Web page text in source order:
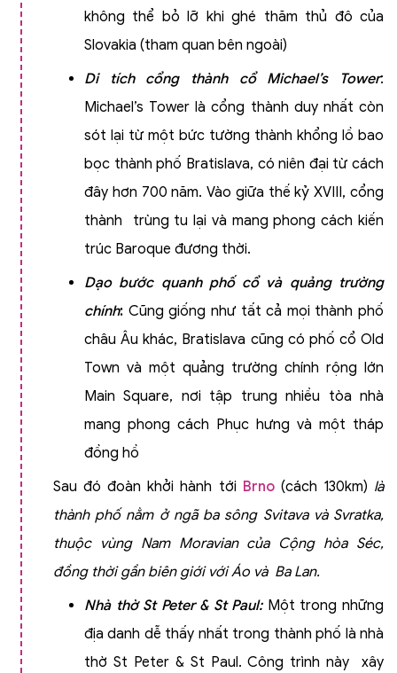
không thể bỏ lỡ khi ghé thăm thủ đô của
Slovakia (tham quan bên ngoài)
Di tích cổng thành cổ Michael’s Tower:
Michael’s Tower là cổng thành duy nhất còn
sót lại từ một bức tường thành khổng lồ bao
bọc thành phố Bratislava, có niên đại từ cách
đây hơn 700 năm. Vào giữa thế kỷ XVIII, cổng
thành trùng tu lại và mang phong cách kiến
trúc Baroque đương thời.
Dạo bước quanh phố cổ và quảng trường
chính: Cũng giống như tất cả mọi thành phố
châu Âu khác, Bratislava cũng có phố cổ Old
Town và một quảng trường chính rộng lớn
Main Square, nơi tập trung nhiều tòa nhà
mang phong cách Phục hưng và một tháp
đồng hồ
Sau đó đoàn khởi hành tới Brno (cách 130km) là
thành phố nằm ở ngã ba sông Svitava và Svratka,
thuộc vùng Nam Moravian của Cộng hòa Séc,
đồng thời gần biên giới với Áo và Ba Lan.
Nhà thờ St Peter & St Paul:Một trong những
địa danh dễ thấy nhất trong thành phố là nhà
thờ St Peter & St Paul. Công trình này xây